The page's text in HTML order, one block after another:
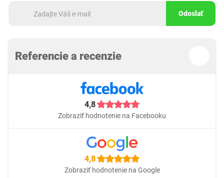
Odoslať
Referencie a recenzie
4,8
Zobraziť hodnotenie na Facebooku
4,8
Zobraziť hodnotenie na Google